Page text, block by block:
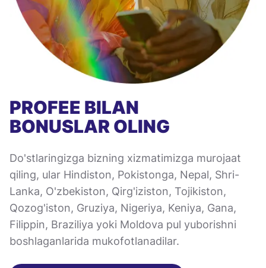
PROFEE BILAN
BONUSLAR OLING
Do'stlaringizga bizning xizmatimizga murojaat
qiling, ular Hindiston, Pokistonga, Nepal, Shri-
Lanka, O'zbekiston, Qirg'iziston, Tojikiston,
Qozog'iston, Gruziya, Nigeriya, Keniya, Gana,
Filippin, Braziliya yoki Moldova pul yuborishni
boshlaganlarida mukofotlanadilar.